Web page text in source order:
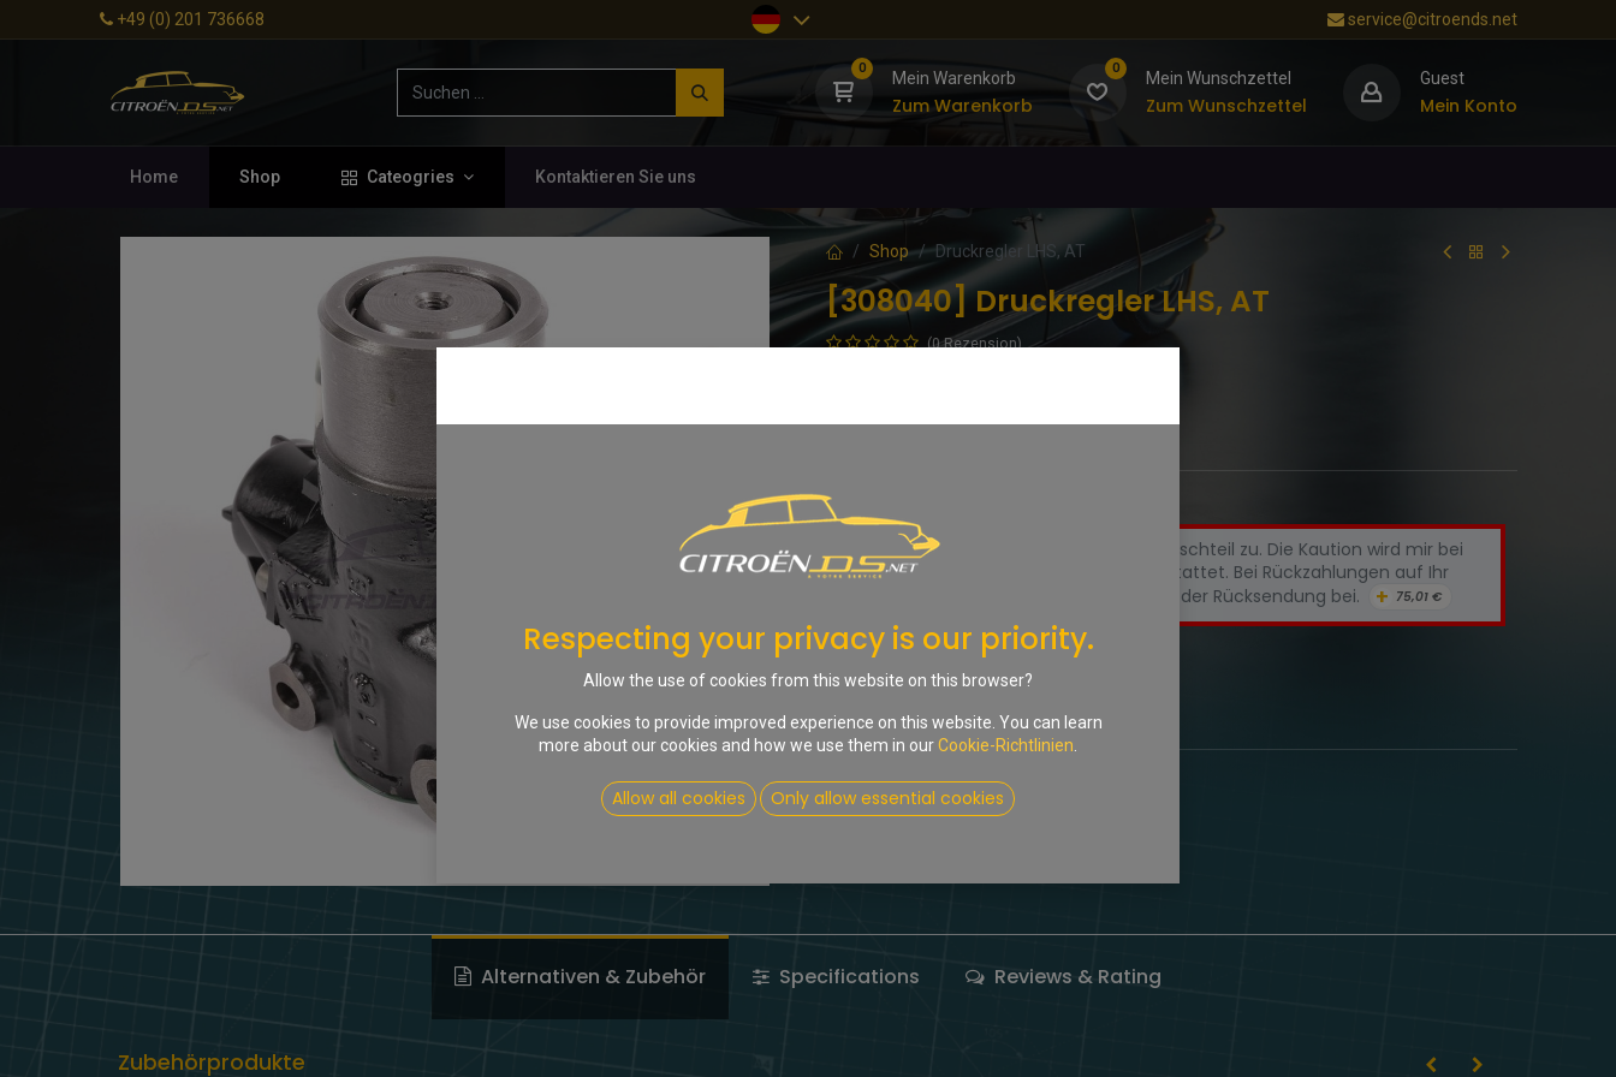
+49 (0) 201 736668 service@citroends.net
0
Mein Warenkorb
Zum Warenkorb
0
Mein Wunschzettel
Zum Wunschzettel
Guest
Mein Konto
Home Shop Cateogries Kontaktieren Sie uns
Shop Druckregler LHS, AT
[308040] Druckregler LHS, AT
(0 Rezension)
178,36€
Kaution
Ja, ich sende das gebrauchte Austauschteil zu. Die Kaution wird mir bei
Eingang meines Gebrauchtteils erstattet. Bei Rückzahlungen auf Ihr
Bankkonto, fügen Sie bitte IBAN+BIC der Rücksendung bei.
+ 75,01€
Compare
Auf die Wunschliste
Kontaktieren Sie uns
Share :
Terms and Conditions
Alternativen & Zubehör Specifications Reviews & Rating
Zubehörprodukte
Respecting your privacy is our priority.
Allow the use of cookies from this website on this browser?
We use cookies to provide improved experience on this website. You can learn
more about our cookies and how we use them in ourCookie-Richtlinien
Allow all cookies Only allow essential cookies